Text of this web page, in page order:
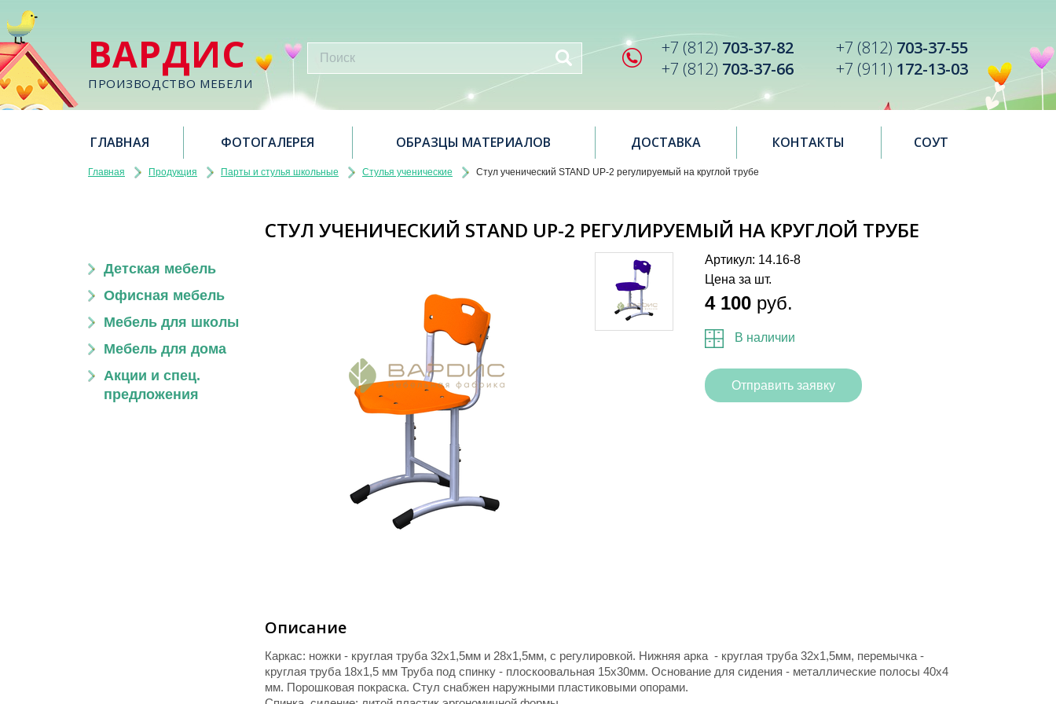
+7 (812) 703-37-82
+7 (812) 703-37-66
+7 (812) 703-37-55
+7 (911) 172-13-03
ВАРДИС
ПРОИЗВОДСТВО МЕБЕЛИ
ГЛАВНАЯ ФОТОГАЛЕРЕЯ ОБРАЗЦЫ МАТЕРИАЛОВ ДОСТАВКА КОНТАКТЫ СОУТ
Главная Продукция Парты и стулья школьные Стулья ученические Стул ученический STAND UP-2 регулируемый на круглой трубе
Детская мебель
Офисная мебель
Мебель для школы
Мебель для дома
Акции и спец.
предложения
СТУЛ УЧЕНИЧЕСКИЙ STAND UP-2 РЕГУЛИРУЕМЫЙ НА КРУГЛОЙ ТРУБЕ
Артикул: 14.16-8
Цена за шт.
4 100 руб.
В наличии
Отправить заявку
Описание
Каркас: ножки - круглая труба 32х1,5мм и 28х1,5мм, с регулировкой. Нижняя арка - круглая труба 32х1,5мм, перемычка -
круглая труба 18х1,5 мм Труба под спинку - плоскоовальная 15х30мм. Основание для сидения - металлические полосы 40х4
мм. Порошковая покраска. Стул снабжен наружными пластиковыми опорами.